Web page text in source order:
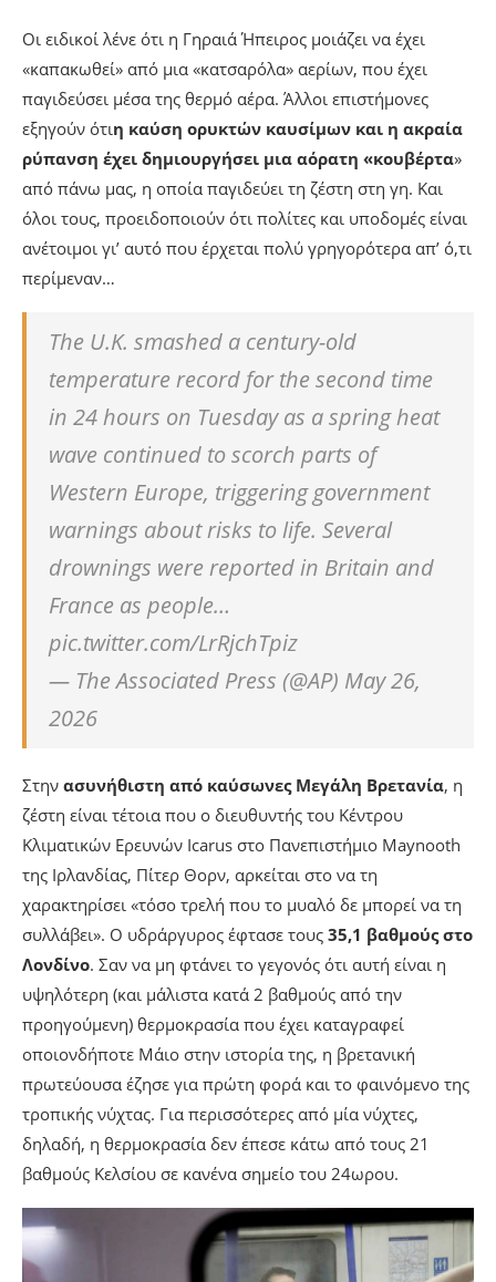
Οι ειδικοί λένε ότι η Γηραιά Ήπειρος μοιάζει να έχει
«καπακωθεί» από μια «κατσαρόλα» αερίων, που έχει
παγιδεύσει μέσα της θερμό αέρα. Άλλοι επιστήμονες
εξηγούν ότιη καύση ορυκτών καυσίμων και η ακραία
ρύπανση έχει δημιουργήσει μια αόρατη «κουβέρτα»
από πάνω μας, η οποία παγιδεύει τη ζέστη στη γη. Και
όλοι τους, προειδοποιούν ότι πολίτες και υποδομές είναι
ανέτοιμοι γι’ αυτό που έρχεται πολύ γρηγορότερα απ’ ό,τι
περίμεναν…
The U.K. smashed a century-old
temperature record for the second time
in 24 hours on Tuesday as a spring heat
wave continued to scorch parts of
Western Europe, triggering government
warnings about risks to life. Several
drownings were reported in Britain and
France as people…
pic.twitter.com/LrRjchTpiz
— The Associated Press (@AP) May 26,
2026
Στην ασυνήθιστη από καύσωνες Μεγάλη Βρετανία, η
ζέστη είναι τέτοια που ο διευθυντής του Κέντρου
Κλιματικών Ερευνών Icarus στο Πανεπιστήμιο Maynooth
της Ιρλανδίας, Πίτερ Θορν, αρκείται στο να τη
χαρακτηρίσει «τόσο τρελή που το μυαλό δε μπορεί να τη
συλλάβει». Ο υδράργυρος έφτασε τους 35,1 βαθμούς στο
Λονδίνο. Σαν να μη φτάνει το γεγονός ότι αυτή είναι η
υψηλότερη (και μάλιστα κατά 2 βαθμούς από την
προηγούμενη) θερμοκρασία που έχει καταγραφεί
οποιονδήποτε Μάιο στην ιστορία της, η βρετανική
πρωτεύουσα έζησε για πρώτη φορά και το φαινόμενο της
τροπικής νύχτας. Για περισσότερες από μία νύχτες,
δηλαδή, η θερμοκρασία δεν έπεσε κάτω από τους 21
βαθμούς Κελσίου σε κανένα σημείο του 24ωρου.